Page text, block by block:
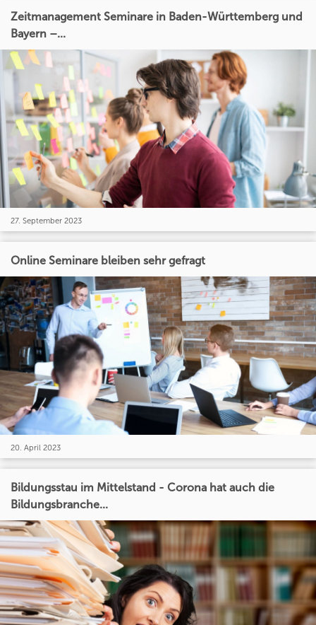
Zeitmanagement Seminare in Baden-Württemberg und
Bayern –...
27. September 2023
Online Seminare bleiben sehr gefragt
20. April 2023
Bildungsstau im Mittelstand - Corona hat auch die
Bildungsbranche...